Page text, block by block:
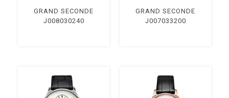
GRAND SECONDE
J008030240
GRAND SECONDE
J007033200